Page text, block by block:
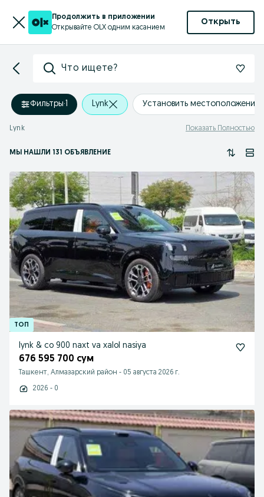
Продолжить в приложении
Открывайте OLX одним касанием
Открыть
Что ищете?
Фильтры·1 Lynk Установить местоположение
Lynk Показать Полностью
МЫ НАШЛИ 131 ОБЪЯВЛЕНИЕ
lynk & co 900 naxt va xalol nasiya
676 595 700 сум
Ташкент, Алмазарский район - 05 августа 2026 г.
2026 - 0